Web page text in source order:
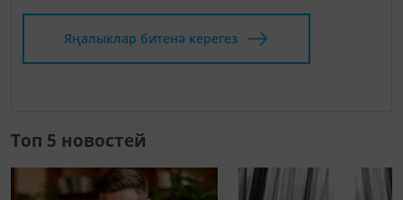
Яңалыклар битенә керегез
Топ 5 новостей